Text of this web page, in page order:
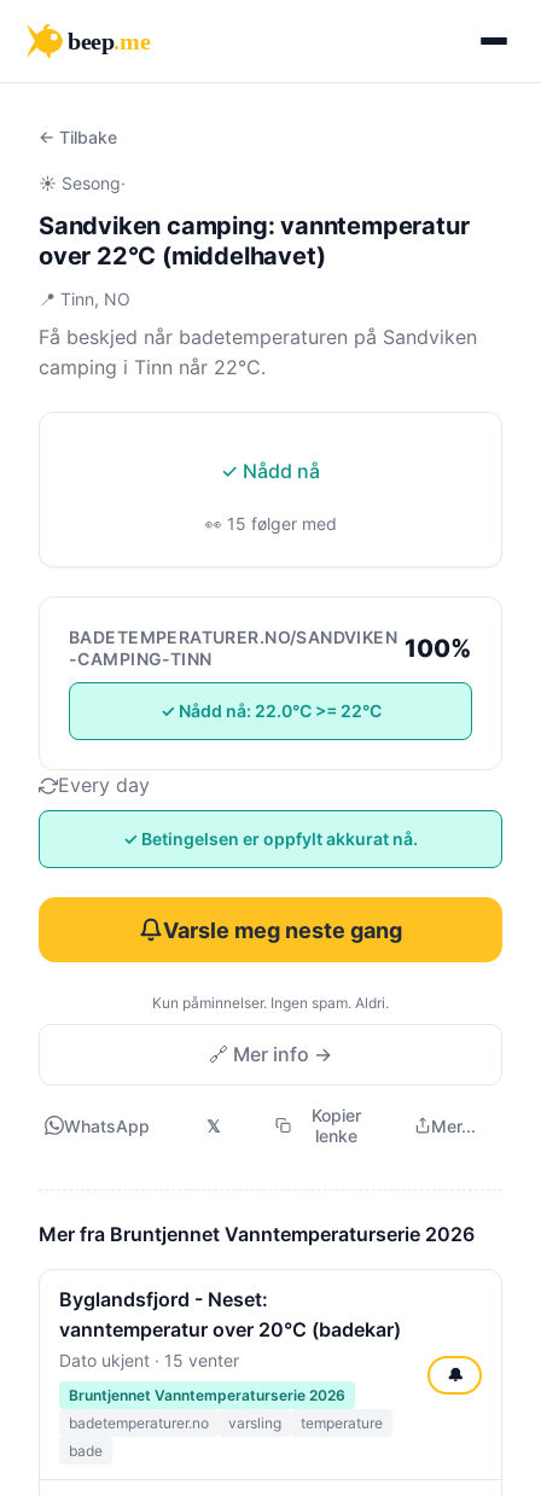
beep.me
← Tilbake
☀️ Sesong·
Sandviken camping: vanntemperatur
over 22°C (middelhavet)
📍 Tinn, NO
Få beskjed når badetemperaturen på Sandviken
camping i Tinn når 22°C.
✓ Nådd nå
👀 15 følger med
BADETEMPERATURER.NO/SANDVIKEN
-CAMPING-TINN
100%
✓ Nådd nå: 22.0°C >= 22°C
Every day
✓ Betingelsen er oppfylt akkurat nå.
Varsle meg neste gang
Kun påminnelser. Ingen spam. Aldri.
🔗 Mer info →
WhatsApp 𝕏
Kopier
lenke
Mer...
Mer fra Bruntjennet Vanntemperaturserie 2026
Byglandsfjord - Neset:
vanntemperatur over 20°C (badekar)
Dato ukjent · 15 venter
Bruntjennet Vanntemperaturserie 2026
badetemperaturer.no
varsling
temperature
bade
🔔